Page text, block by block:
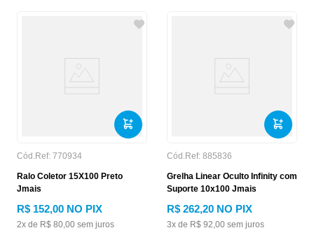
Cód.Ref: 770934
Ralo Coletor 15X100 Preto
Jmais
R$ 152,00 NO PIX
2x de R$ 80,00 sem juros
Cód.Ref: 885836
Grelha Linear Oculto Infinity com
Suporte 10x100 Jmais
R$ 262,20 NO PIX
3x de R$ 92,00 sem juros